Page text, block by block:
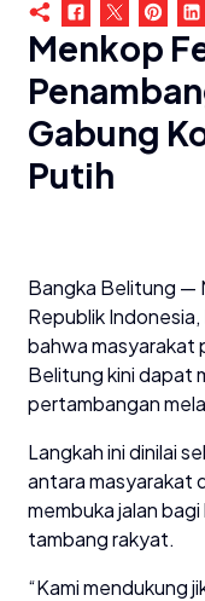
Menkop
Gabung
Putih
Bangka Belitung —
Republik
bahwa masyarakat
Belitung kini dapat
pertambangan
Langkah ini dinilai
antara masyarakat
membuka jalan
tambang rakyat.
“Kami mendukung